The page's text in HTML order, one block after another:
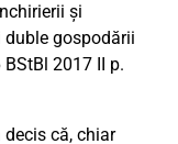
și
gospodării
2017 II p.
decis că, chiar